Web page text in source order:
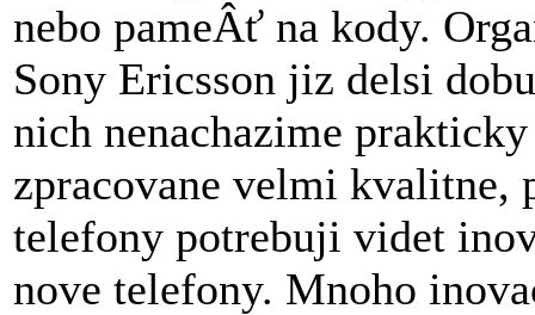
nebo pameÂť na kody.
Sony Ericsson jiz delsi
nich nenachazime
zpracovane velmi kvalitne,
telefony potrebuji videt
nove telefony. Mnoho